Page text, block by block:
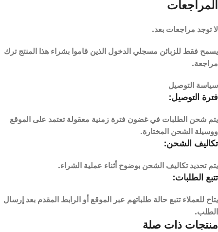
المراجعات
لا توجد مراجعات بعد.
يسمح فقط للزبائن مسجلي الدخول الذين قاموا بشراء هذا المنتج ترك
مراجعة.
سياسة التوصيل
فترة التوصيل:
يتم شحن الطلبات في غضون فترة زمنية معقولة تعتمد على الموقع
ووسيلة الشحن المختارة.
تكاليف الشحن:
يتم تحديد تكاليف الشحن بوضوح أثناء عملية الشراء.
تتبع الطلبات:
يتاح للعملاء تتبع حالة طلباتهم عبر الموقع أو الرابط المقدم بعد إرسال
الطلب.
منتجات ذات صلة